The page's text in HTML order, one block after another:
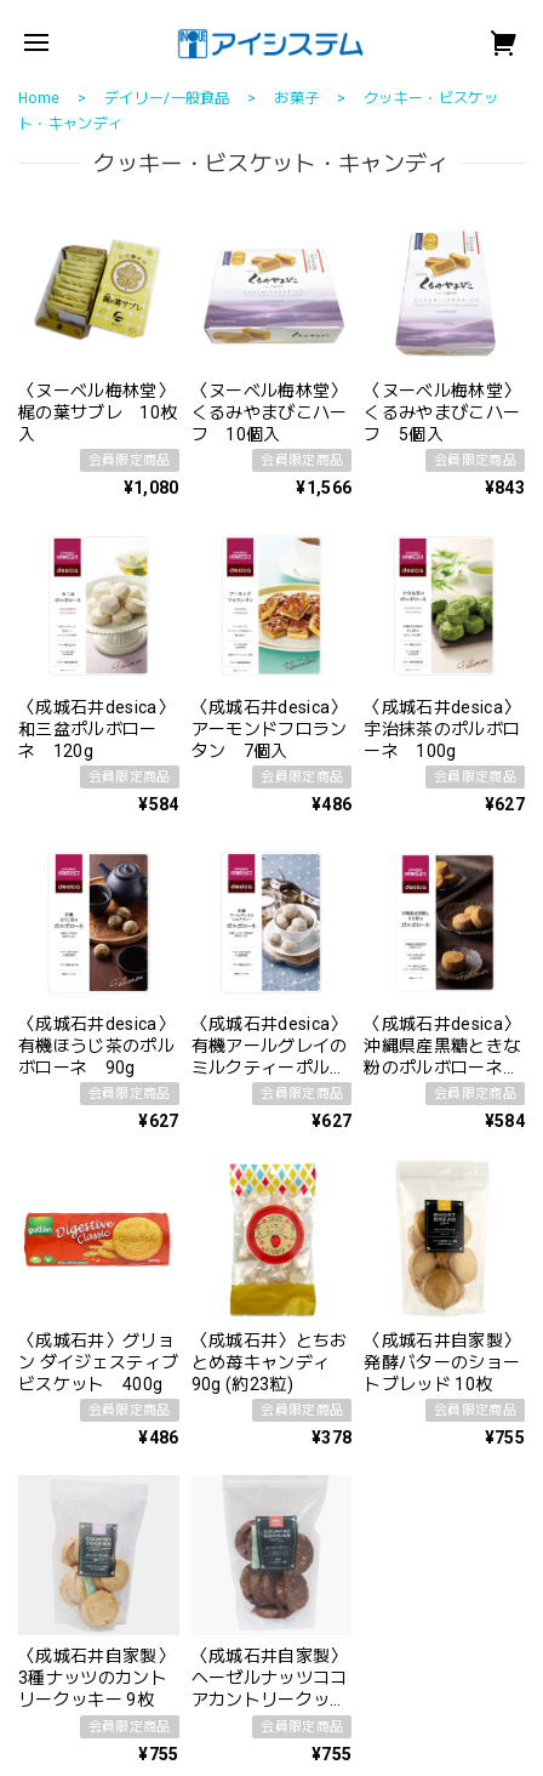
Home デイリー/一般食品 お菓子
クッキー・ビスケッ
ト・キャンディ
クッキー・ビスケット・キャンディ
〈ヌーベル梅林堂〉
梶の葉サブレ 10枚
入
会員限定商品
¥1,080
〈ヌーベル梅林堂〉
くるみやまびこハー
フ 10個入
会員限定商品
¥1,566
〈ヌーベル梅林堂〉
くるみやまびこハー
フ 5個入
会員限定商品
¥843
〈成城石井desica〉
和三盆ポルボロー
ネ 120g
会員限定商品
¥584
〈成城石井desica〉
アーモンドフロラン
タン 7個入
会員限定商品
¥486
〈成城石井desica〉
宇治抹茶のポルボロ
ーネ 100g
会員限定商品
¥627
〈成城石井desica〉
有機ほうじ茶のポル
ボローネ 90g
会員限定商品
¥627
〈成城石井desica〉
有機アールグレイの
ミルクティーポルボ
ローネ 90g会員限定商品
¥627
〈成城石井desica〉
沖縄県産黒糖ときな
粉のポルボローネ
会員限定商品
¥584
〈成城石井〉グリョ
ン ダイジェスティブ
ビスケット 400g
会員限定商品
¥486
〈成城石井〉とちお
とめ苺キャンディ
90g (約23粒)
会員限定商品
¥378
〈成城石井自家製〉
発酵バターのショー
トブレッド 10枚
会員限定商品
¥755
〈成城石井自家製〉
3種ナッツのカント
リークッキー 9枚
会員限定商品
¥755
〈成城石井自家製〉
ヘーゼルナッツココ
アカントリークッキ
会員限定商品
¥755